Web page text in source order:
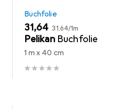
Buchfolie
EUR
31,64 EUR
31,64/1m
Pelikan Buchfolie
1 m x 40 cm